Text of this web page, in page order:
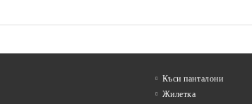
Къси панталони
Жилетка